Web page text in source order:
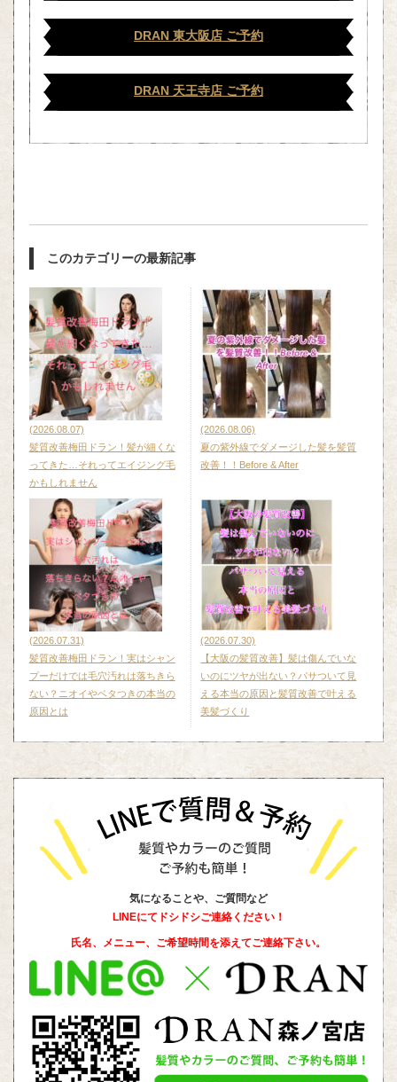
DRAN 東大阪店 ご予約
DRAN 天王寺店 ご予約
このカテゴリーの最新記事
(2026.08.07)
髪質改善梅田ドラン！髪が細くな
ってきた…それってエイジング毛
かもしれません
(2026.08.06)
夏の紫外線でダメージした髪を髪質
改善！！Before & After
(2026.07.31)
髪質改善梅田ドラン！実はシャン
プーだけでは毛穴汚れは落ちきら
ない？ニオイやベタつきの本当の
原因とは
(2026.07.30)
【大阪の髪質改善】髪は傷んでいな
いのにツヤが出ない？パサついて見
える本当の原因と髪質改善で叶える
美髪づくり
気になることや、ご質問など
LINEにてドシドシご連絡ください！
氏名、メニュー、ご希望時間を添えてご連絡下さい。